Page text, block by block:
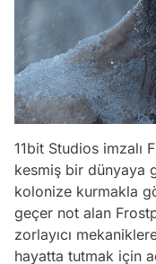
11bit Studios imzalı
kesmiş bir dünyaya
kolonize kurmakla
geçer not alan
zorlayıcı
hayatta tutmak için